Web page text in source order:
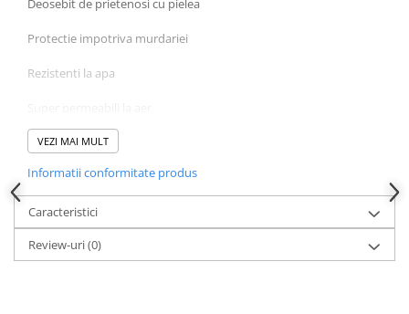
Deosebit de prietenosi cu pielea
Protectie impotriva murdariei
Rezistenti la apa
Continut pachet:
50 buc plasturi 19x56mm
25 buc plasturi 10x40mm
VEZI MAI MULT
Informatii conformitate produs
Caracteristici
Review-uri(0)